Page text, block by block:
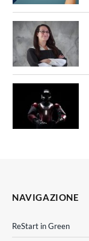
NAVIGAZIONE
ReStart in Green